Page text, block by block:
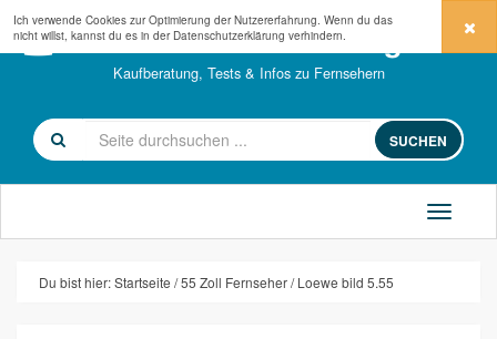
fernseher-kaufberatung.com
Kaufberatung, Tests & Infos zu Fernsehern
SUCHEN
Du bist hier:Startseite 55 Zoll Fernseher Loewe bild 5.55
Ich verwende Cookies zur Optimierung der Nutzererfahrung. Wenn du das
nicht willst, kannst du es in der Datenschutzerklärung verhindern.